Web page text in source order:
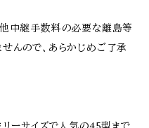
中継手数料の必要な離島等
んので、あらかじめご了承